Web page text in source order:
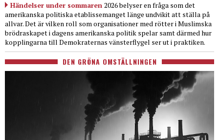
Händelser under sommaren 2026 belyser en fråga som det
amerikanska politiska etablissemanget länge undvikit att ställa på
allvar. Det är vilken roll som organisationer med rötter i Muslimska
brödraskapet i dagens amerikanska politik spelar samt därmed hur
kopplingarna till Demokraternas vänsterflygel ser ut i praktiken.
DEN GRÖNA OMSTÄLLNINGEN